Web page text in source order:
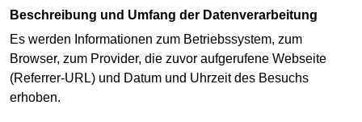
Beschreibung und Umfang der Datenverarbeitung
Es werden Informationen zum Betriebssystem, zum
Browser, zum Provider, die zuvor aufgerufene Webseite
(Referrer-URL) und Datum und Uhrzeit des Besuchs
erhoben.